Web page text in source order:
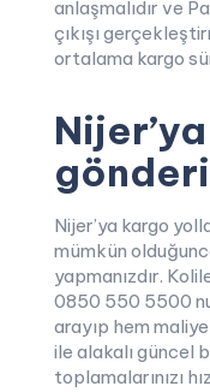
anlaşmalıdır ve
çıkışı
ortalama kargo
Nijer’ya kargo
mümkün
yapmanızdır.
0850 550 5500
arayıp hem
ile alakalı güncel
toplamalarınızı